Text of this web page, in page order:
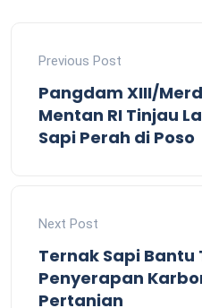
Previous Post
Pangdam XIII/
Mentan RI Tinjau
Sapi Perah di Poso
Next Post
Ternak Sapi
Penyerapan
Pertanian